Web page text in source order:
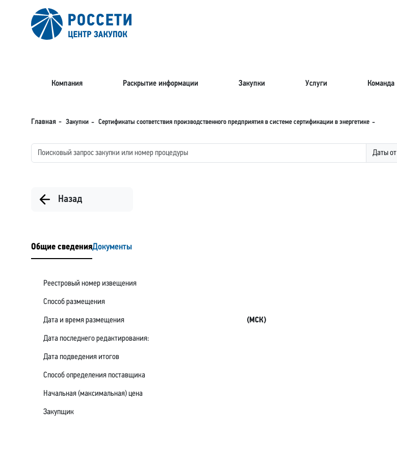
Компания Раскрытие информации Закупки Услуги Команда
Главная Закупки Сертификаты соответствия производственного предприятия в системе сертификации в энергетике
Даты от
Назад
Общие сведенияДокументы
Реестровый номер извещения
Способ размещения
Дата и время размещения (МСК)
Дата последнего редактирования:
Дата подведения итогов
Способ определения поставщика
Начальная (максимальная) цена
Закупщик